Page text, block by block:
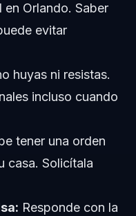
Orlando. Saber
evitar
huyas ni resistas.
incluso cuando
tener una orden
casa. Solicítala
Responde con la